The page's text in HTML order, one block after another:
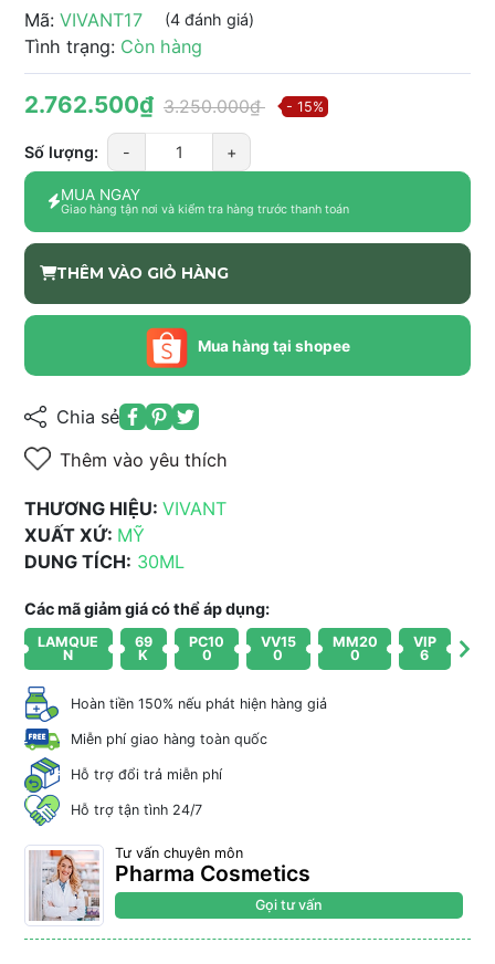
Mã: VIVANT17 (4 đánh giá)
Tình trạng: Còn hàng
2.762.500₫ 3.250.000₫ - 15%
Số lượng: - +
MUA NGAY
Giao hàng tận nơi và kiểm tra hàng trước thanh toán
THÊM VÀO GIỎ HÀNG
Mua hàng tại shopee
Chia sẻ
Thêm vào yêu thích
THƯƠNG HIỆU: VIVANT
XUẤT XỨ: MỸ
DUNG TÍCH: 30ML
Các mã giảm giá có thể áp dụng:
LAMQUE
N
69
K
PC10
0
VV15
0
MM20
0
VIP
6
Hoàn tiền 150% nếu phát hiện hàng giả
Miễn phí giao hàng toàn quốc
Hỗ trợ đổi trả miễn phí
Hỗ trợ tận tình 24/7
Tư vấn chuyên môn
Pharma Cosmetics
Gọi tư vấn